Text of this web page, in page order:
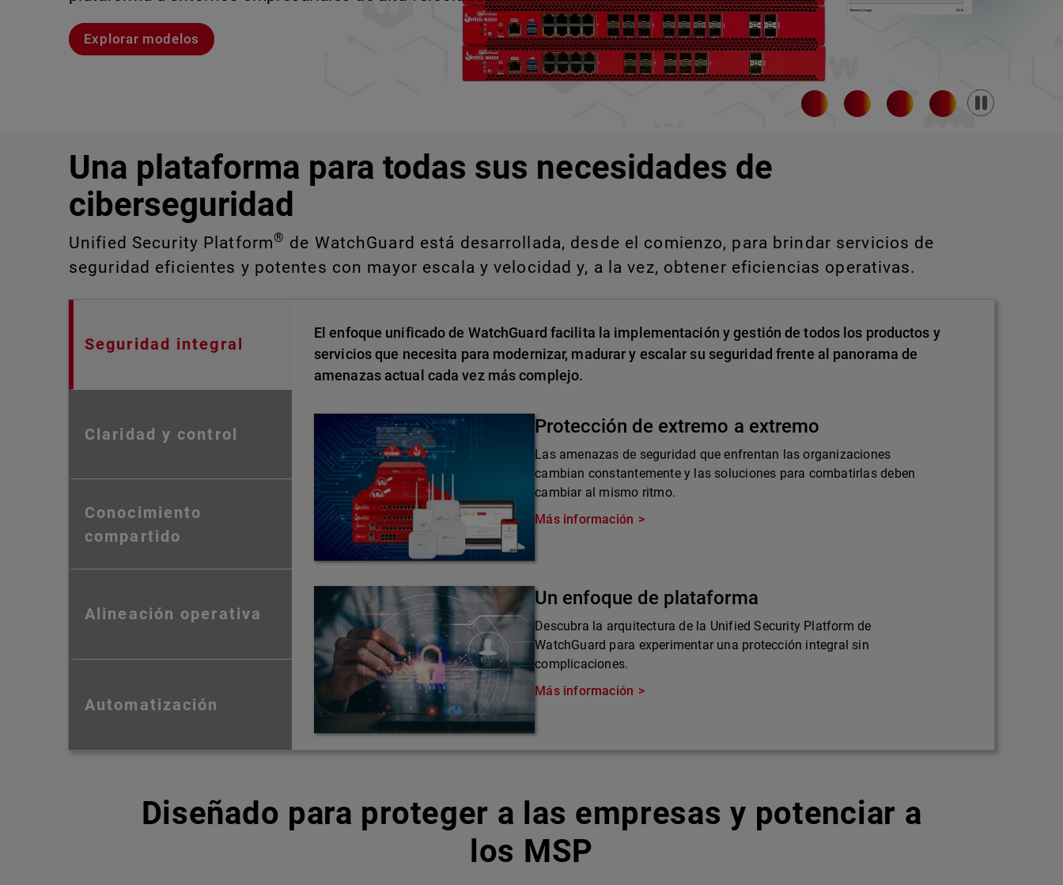
Explorar modelos
Explora CloudDR
Conozcan a Rai
Conozca WatchGuard EDR
Pause
Una plataforma para todas sus necesidades de
ciberseguridad
Unified Security Platform® de WatchGuard está desarrollada, desde el comienzo, para brindar servicios de
seguridad eficientes y potentes con mayor escala y velocidad y, a la vez, obtener eficiencias operativas.
Seguridad integral
Claridad y control
Conocimiento
compartido
Alineación operativa
Automatización
El enfoque unificado de WatchGuard facilita la implementación y gestión de todos los productos y
servicios que necesita para modernizar, madurar y escalar su seguridad frente al panorama de
amenazas actual cada vez más complejo.
Protección de extremo a extremo
Las amenazas de seguridad que enfrentan las organizaciones
cambian constantemente y las soluciones para combatirlas deben
cambiar al mismo ritmo.
Más información
Un enfoque de plataforma
Descubra la arquitectura de la Unified Security Platform de
WatchGuard para experimentar una protección integral sin
complicaciones.
Más información
Diseñado para proteger a las empresas y potenciar a
los MSP